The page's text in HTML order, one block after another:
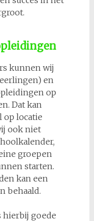
kunnen wij
en
op
Dat kan
op locatie
ook niet
groepen
starten.
kan een
behaald.
hierbij goede